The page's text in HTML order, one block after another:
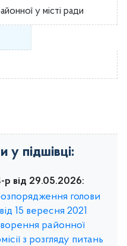
у місті ради
у підшівці:
від 29.05.2026:
голови
15 вересня 2021
районної
з розгляду питань